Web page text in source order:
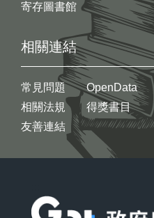
寄存圖書館
相關連結
常見問題
相關法規
友善連結
OpenData
得獎書目